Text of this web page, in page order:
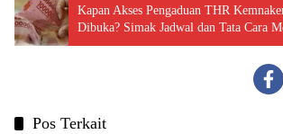
Kapan Akses Pengaduan THR
Dibuka? Simak Jadwal dan Tata Cara
Mudah!
Pos Terkait